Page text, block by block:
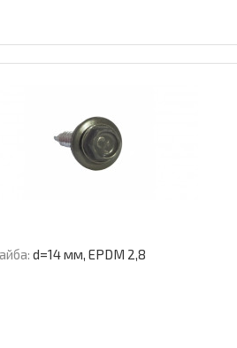
d=14 мм, EPDM 2,8